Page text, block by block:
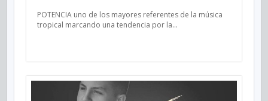
POTENCIA uno de los mayores referentes de la música
tropical marcando una tendencia por la...